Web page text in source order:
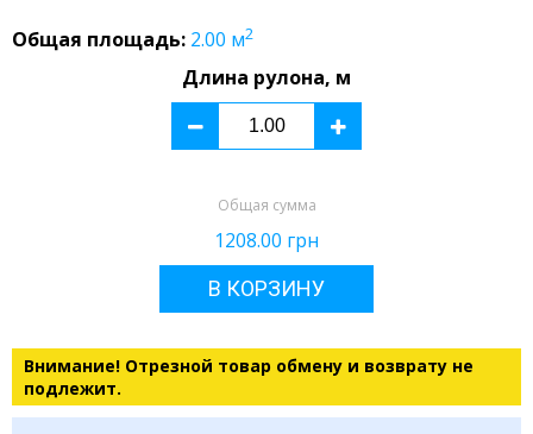
Общая площадь: 2.00 м2
Длина рулона, м
Общая сумма
1208.00 грн
В КОРЗИНУ
Внимание! Отрезной товар обмену и возврату не
подлежит.